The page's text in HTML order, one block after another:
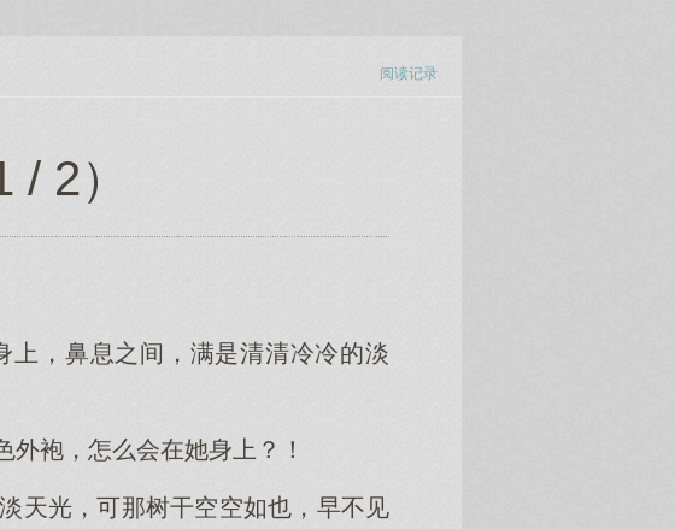
阅读记录
2）
，鼻息之间，满是清清冷冷的淡
袍，怎么会在她身上？！
天光，可那树干空空如也，早不见